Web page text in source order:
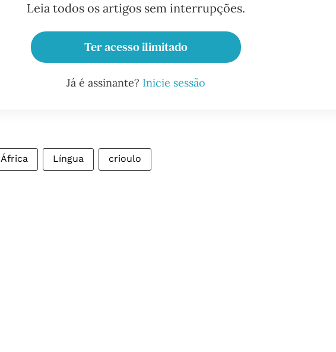
Leia todos os artigos sem interrupções.
Ter acesso ilimitado
Já é assinante? Inicie sessão
África Língua crioulo